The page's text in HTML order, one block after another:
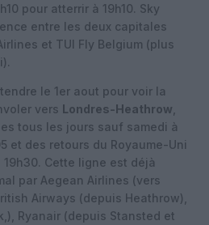
pour atterrir à 19h10. Sky
entre les deux capitales
et TUI Fly Belgium (plus
le 1er aout pour voir la
vers Londres-Heathrow
tous les jours sauf samedi à
et des retours du Royaume-Uni
Cette ligne est déjà
par Aegean Airlines (vers
Airways (depuis Heathrow),
Ryanair (depuis Stansted et